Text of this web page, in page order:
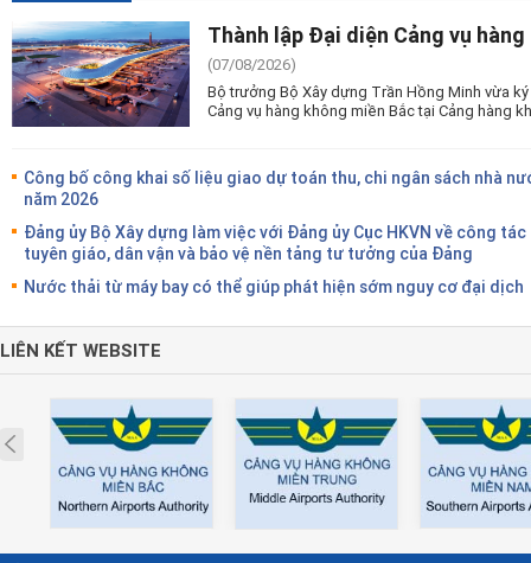
Thành lập Đại diện Cảng vụ
(07/08/2026)
Bộ trưởng Bộ Xây dựng Trần Hồng Minh vừa
Cảng vụ hàng không miền Bắc tại Cảng hàng
Công bố công khai số liệu giao dự toán thu, chi ngân sách nhà
năm 2026
Đảng ủy Bộ Xây dựng làm việc với Đảng ủy Cục HKVN về công tác
tuyên giáo, dân vận và bảo vệ nền tảng tư tưởng của Đảng
Nước thải từ máy bay có thể giúp phát hiện sớm nguy cơ đại dịch
LIÊN KẾT WEBSITE
Prev